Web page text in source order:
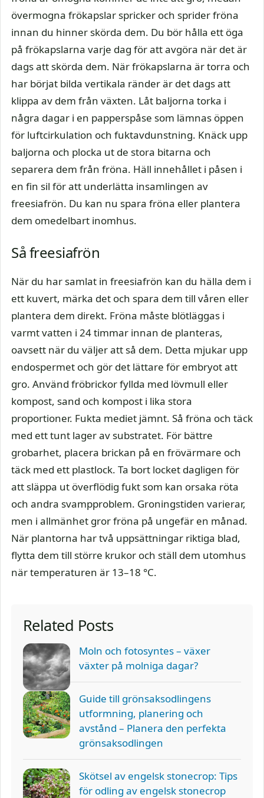
övermogna frökapslar spricker och sprider fröna
innan du hinner skörda dem. Du bör hålla ett öga
på frökapslarna varje dag för att avgöra när det är
dags att skörda dem. När frökapslarna är torra och
har börjat bilda vertikala ränder är det dags att
klippa av dem från växten. Låt baljorna torka i
några dagar i en papperspåse som lämnas öppen
för luftcirkulation och fuktavdunstning. Knäck upp
baljorna och plocka ut de stora bitarna och
separera dem från fröna. Häll innehållet i påsen i
en fin sil för att underlätta insamlingen av
freesiafrön. Du kan nu spara fröna eller plantera
dem omedelbart inomhus.
Så freesiafrön
När du har samlat in freesiafrön kan du hälla dem i
ett kuvert, märka det och spara dem till våren eller
plantera dem direkt. Fröna måste blötläggas i
varmt vatten i 24 timmar innan de planteras,
oavsett när du väljer att så dem. Detta mjukar upp
endospermet och gör det lättare för embryot att
gro. Använd fröbrickor fyllda med lövmull eller
kompost, sand och kompost i lika stora
proportioner. Fukta mediet jämnt. Så fröna och täck
med ett tunt lager av substratet. För bättre
grobarhet, placera brickan på en frövärmare och
täck med ett plastlock. Ta bort locket dagligen för
att släppa ut överflödig fukt som kan orsaka röta
och andra svampproblem. Groningstiden varierar,
men i allmänhet gror fröna på ungefär en månad.
När plantorna har två uppsättningar riktiga blad,
flytta dem till större krukor och ställ dem utomhus
när temperaturen är 13–18 °C.
Related Posts
Moln och fotosyntes – växer
växter på molniga dagar?
Guide till grönsaksodlingens
utformning, planering och
avstånd – Planera den perfekta
grönsaksodlingen
Skötsel av engelsk stonecrop: Tips
för odling av engelsk stonecrop